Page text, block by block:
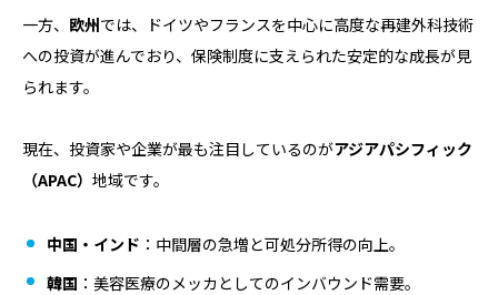
一方、 欧州では、ドイツやフランスを中心に高度な再建外科技術
への投資が進んでおり、保険制度に支えられた安定的な成長が見
られます。
現在、投資家や企業が最も注目しているのがアジアパシフィック
（APAC） 地域です。
中国・インド ：中間層の急増と可処分所得の向上。
韓国 ：美容医療のメッカとしてのインバウンド需要。